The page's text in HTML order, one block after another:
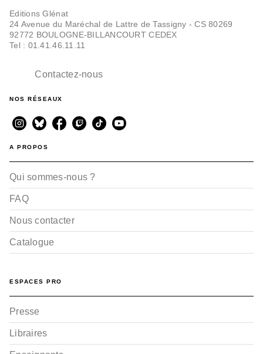
Editions Glénat
24 Avenue du Maréchal de Lattre de Tassigny - CS 80269
92772 BOULOGNE-BILLANCOURT CEDEX
Tel : 01.41.46.11.11
Contactez-nous
NOS RÉSEAUX
A PROPOS
Qui sommes-nous ?
FAQ
Nous contacter
Catalogue
ESPACES PRO
Presse
Libraires